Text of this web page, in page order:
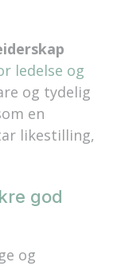
ledelse og
og tydelig
en
likestilling,
god
og